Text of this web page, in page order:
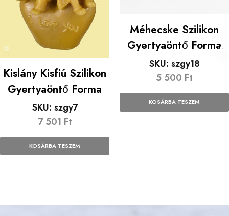
Kislány Kisfiú Szilikon
Gyertyaöntő Forma
SKU: szgy7
7 501 Ft
KOSÁRBA TESZEM
Méhecske Szilikon
Gyertyaöntő Forma
SKU: szgy18
5 500 Ft
KOSÁRBA TESZEM